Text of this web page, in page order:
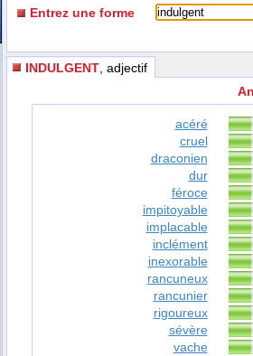
Entrez une forme
INDULGENT , adjectif
acéré
cruel
draconien
dur
féroce
impitoyable
implacable
inclément
inexorable
rancuneux
rancunier
rigoureux
sévère
vache